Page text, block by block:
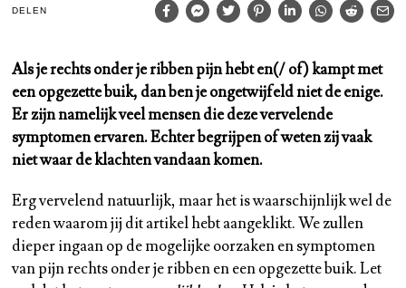
DELEN
Als je rechts onder je ribben pijn hebt en(/ of) kampt met
een opgezette buik, dan ben je ongetwijfeld niet de enige.
Er zijn namelijk veel mensen die deze vervelende
symptomen ervaren. Echter begrijpen of weten zij vaak
niet waar de klachten vandaan komen.
Erg vervelend natuurlijk, maar het is waarschijnlijk wel de
reden waarom jij dit artikel hebt aangeklikt. We zullen
dieper ingaan op de mogelijke oorzaken en symptomen
van pijn rechts onder je ribben en een opgezette buik. Let